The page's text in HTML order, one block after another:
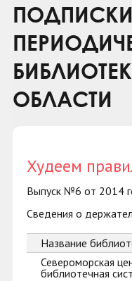
Контакты
ОБЛАСТИ
Худеем
Выпуск №6 от 2014
Сведения о
Название
Североморская
библиотечная